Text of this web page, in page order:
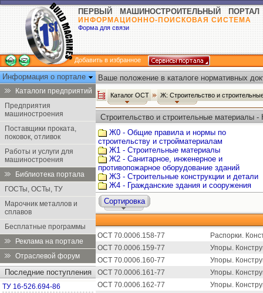
ПЕРВЫЙ МАШИНОСТРОИТЕЛЬНЫЙ ПОРТАЛ
ИНФОРМАЦИОННО-ПОИСКОВАЯ СИСТЕМА
Форма для связи
Добавить в избранное
Информация о портале
Каталоги предприятий
Предприятия
машиностроения
Поставщики проката,
поковок, отливок
Работы и услуги для
машиностроения
Библиотека портала
ГОСТы, ОСТы, ТУ
Марочник металлов и
сплавов
Бесплатные программы
Реклама на портале
Отраслевой форум
Последние поступления
ТУ 16-526.694-86
Ваше положение в каталоге нормативных
Каталог ОСТ Ж: Строительство и
Строительство и строительные материалы
Ж0 - Общие правила и нормы по
строительству и стройматериалам
Ж1 - Строительные материалы
Ж2 - Санитарное, инженерное и
противопожарное оборудование зданий
Ж3 - Строительные конструкции и детали
Ж4 - Гражданские здания и сооружения
Сортировка
ОСТ 70.0006.158-77
Распорки.
ОСТ 70.0006.159-77
Упоры.
ОСТ 70.0006.160-77
Упоры.
ОСТ 70.0006.161-77
Упоры.
ОСТ 70.0006.162-77
Упоры.